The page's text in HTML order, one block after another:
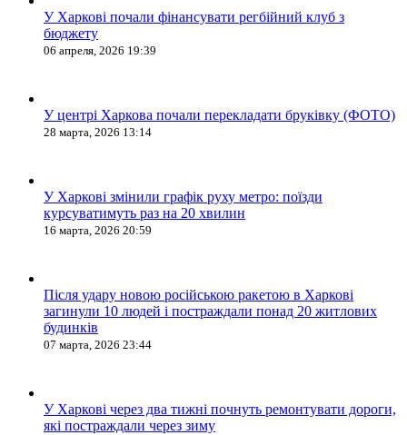
У Харкові почали фінансувати регбійний клуб з
бюджету
06 апреля, 2026 19:39
У центрі Харкова почали перекладати бруківку (ФОТО)
28 марта, 2026 13:14
У Харкові змінили графік руху метро: поїзди
курсуватимуть раз на 20 хвилин
16 марта, 2026 20:59
Після удару новою російською ракетою в Харкові
загинули 10 людей і постраждали понад 20 житлових
будинків
07 марта, 2026 23:44
У Харкові через два тижні почнуть ремонтувати дороги,
які постраждали через зиму